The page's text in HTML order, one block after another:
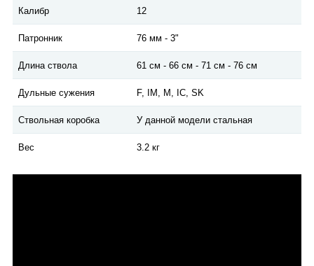
Калибр
12
Патронник 76 мм - 3"
Длина ствола 61 см - 66 см - 71 см - 76 см
Дульные сужения F, IM, M, IC, SK
Ствольная коробка У данной модели стальная
Вес 3.2 кг